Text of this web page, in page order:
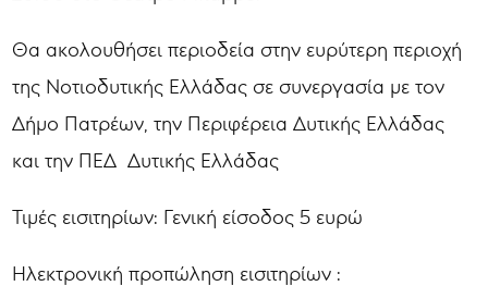
Θα ακολουθήσει περιοδεία στην ευρύτερη περιοχή
της Νοτιοδυτικής Ελλάδας σε συνεργασία με τον
Δήμο Πατρέων, την Περιφέρεια Δυτικής Ελλάδας
και την ΠΕΔ Δυτικής Ελλάδας
Τιμές εισιτηρίων: Γενική είσοδος 5 ευρώ
Ηλεκτρονική προπώληση εισιτηρίων :